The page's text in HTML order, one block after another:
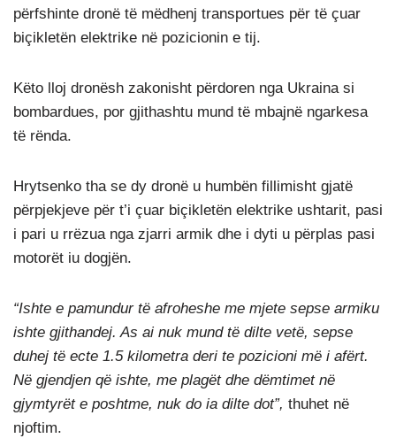
përfshinte dronë të mëdhenj transportues për të çuar
biçikletën elektrike në pozicionin e tij.
Këto lloj dronësh zakonisht përdoren nga Ukraina si
bombardues, por gjithashtu mund të mbajnë ngarkesa
të rënda.
Hrytsenko tha se dy dronë u humbën fillimisht gjatë
përpjekjeve për t’i çuar biçikletën elektrike ushtarit, pasi
i pari u rrëzua nga zjarri armik dhe i dyti u përplas pasi
motorët iu dogjën.
“Ishte e pamundur të afroheshe me mjete sepse armiku
ishte gjithandej. As ai nuk mund të dilte vetë, sepse
duhej të ecte 1.5 kilometra deri te pozicioni më i afërt.
Në gjendjen që ishte, me plagët dhe dëmtimet në
gjymtyrët e poshtme, nuk do ia dilte dot”, thuhet në
njoftim.